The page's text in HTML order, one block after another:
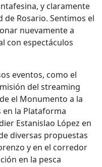
y claramente
Rosario. Sentimos el
nuevamente a
con espectáculos
eventos, como el
del streaming
el Monumento a la
en la Plataforma
Estanislao López en
diversas propuestas
y en el corredor
en la pesca